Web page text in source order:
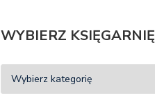
WYBIERZ KSIĘGARNIĘ